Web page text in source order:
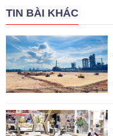
TIN BÀI KHÁC